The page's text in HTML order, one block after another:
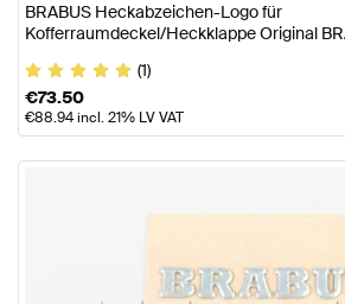
BRABUS Heckabzeichen-Logo für
Kofferraumdeckel/Heckklappe Original
(1)
€73.50
€88.94incl. 21% LV VAT